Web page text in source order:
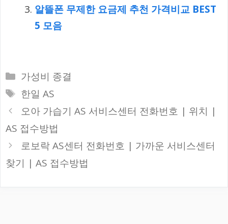
알뜰폰 무제한 요금제 추천 가격비교 BEST
5 모음
카
테
고
리
가성비 종결
태
그
한일 AS
오아 가습기 AS 서비스센터 전화번호 | 위치 |
AS 접수방법
로보락 AS센터 전화번호 | 가까운 서비스센터
찾기 | AS 접수방법